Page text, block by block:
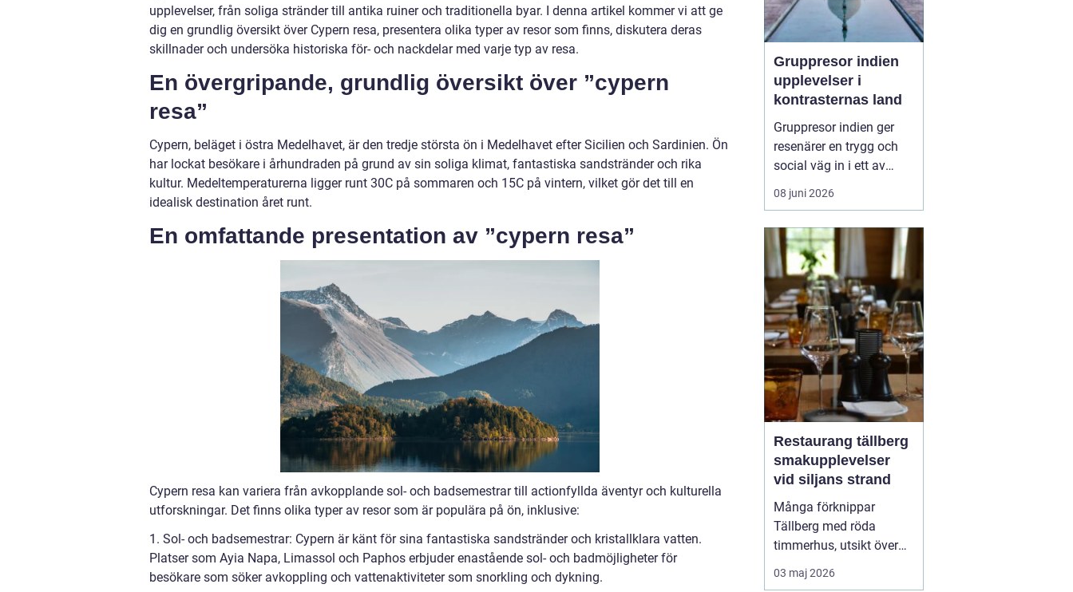
upplevelser, från soliga stränder till antika ruiner och traditionella byar. I denna artikel kommer vi att ge
dig en grundlig översikt över Cypern resa, presentera olika typer av resor som finns, diskutera deras
skillnader och undersöka historiska för- och nackdelar med varje typ av resa.
En övergripande, grundlig översikt över ”cypern
resa”
Cypern, beläget i östra Medelhavet, är den tredje största ön i Medelhavet efter Sicilien och Sardinien. Ön
har lockat besökare i århundraden på grund av sin soliga klimat, fantastiska sandstränder och rika
kultur. Medeltemperaturerna ligger runt 30C på sommaren och 15C på vintern, vilket gör det till en
idealisk destination året runt.
En omfattande presentation av ”cypern resa”
Cypern resa kan variera från avkopplande sol- och badsemestrar till actionfyllda äventyr och kulturella
utforskningar. Det finns olika typer av resor som är populära på ön, inklusive:
1. Sol- och badsemestrar: Cypern är känt för sina fantastiska sandstränder och kristallklara vatten.
Platser som Ayia Napa, Limassol och Paphos erbjuder enastående sol- och badmöjligheter för
besökare som söker avkoppling och vattenaktiviteter som snorkling och dykning.
Gruppresor indien
upplevelser i
kontrasternas land
Gruppresor indien ger
resenärer en trygg och
social väg in i ett av
världens mest färgstarka
länder. Landet bjuder på
heliga platser och
myllrande städer, mellan
snöklädda bergstoppar
och tropiska stränder.
Med en erfaren res...
08 juni 2026
Restaurang tällberg
smakupplevelser
vid siljans strand
Många förknippar
Tällberg med röda
timmerhus, utsikt över
Siljan och klassiska
dalatraditioner. Men byn
03 maj 2026